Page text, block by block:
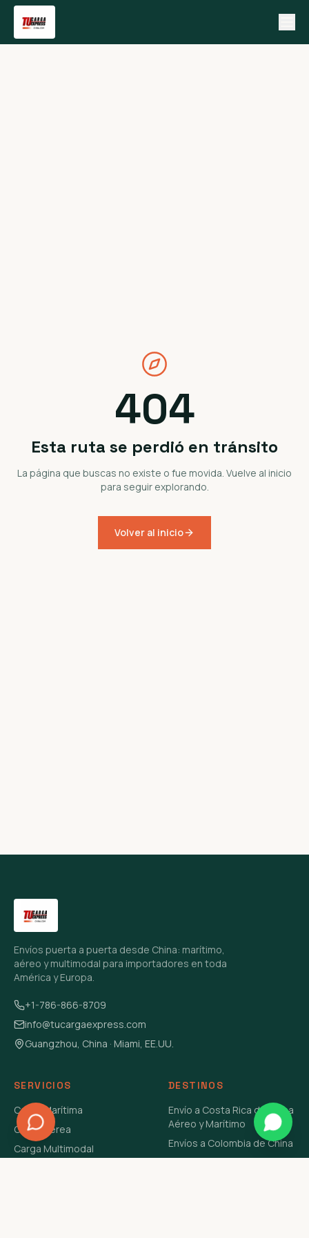
404
Esta ruta se perdió en tránsito
La página que buscas no existe o fue movida. Vuelve al inicio
para seguir explorando.
Volver al inicio
Envíos puerta a puerta desde China: marítimo,
aéreo y multimodal para importadores en toda
América y Europa.
+1-786-866-8709
info@tucargaexpress.com
Guangzhou, China · Miami, EE.UU.
SERVICIOS
Carga Marítima
Carga Aérea
Carga Multimodal
DESTINOS
Envío a Costa Rica de China
Aéreo y Marítimo
Envíos a Colombia de China